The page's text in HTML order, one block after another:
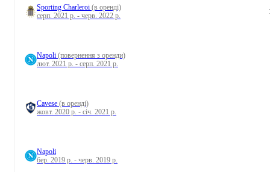
Sporting Charleroi (в оренді)
серп. 2021 р. - черв. 2022 р.
Napoli (повернення з оренди)
лют. 2021 р. - серп. 2021 р.
Cavese (в оренді)
жовт. 2020 р. - січ. 2021 р.
Napoli
бер. 2019 р. - черв. 2019 р.